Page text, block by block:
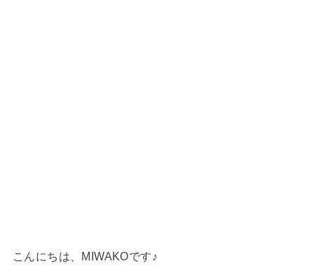
こんにちは、MIWAKOです♪